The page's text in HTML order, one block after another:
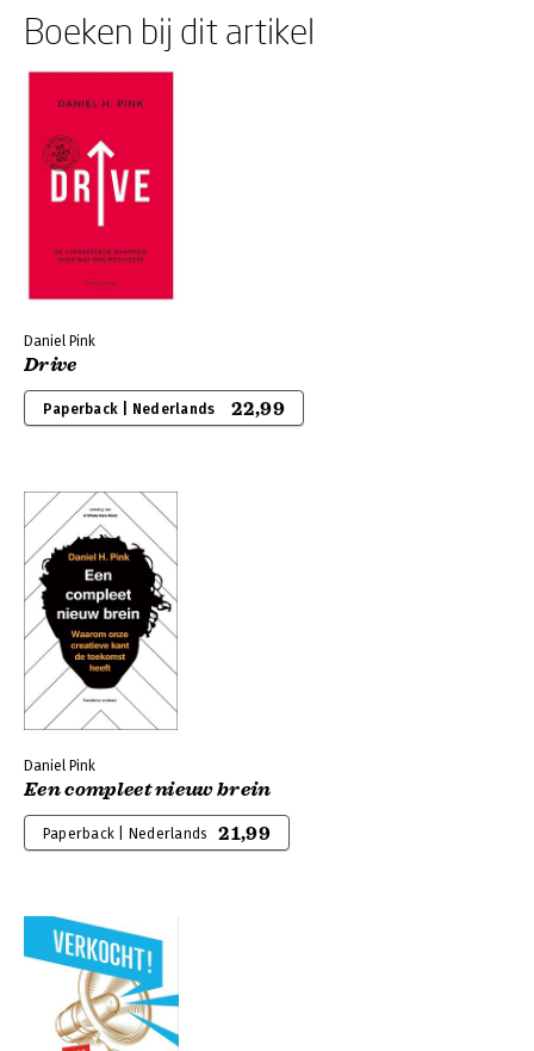
Boeken bij dit artikel
Daniel Pink
Drive
Paperback | Nederlands 22,99
Daniel Pink
Een compleet nieuw brein
Paperback | Nederlands 21,99